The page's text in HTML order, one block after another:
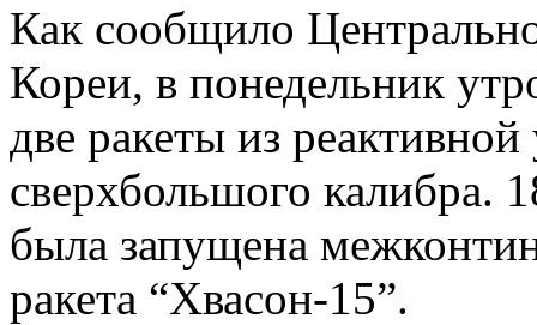
Как сообщило
Кореи, в понедельник
две ракеты из
сверхбольшого калибра.
была запущена
ракета “Хвасон-15”.